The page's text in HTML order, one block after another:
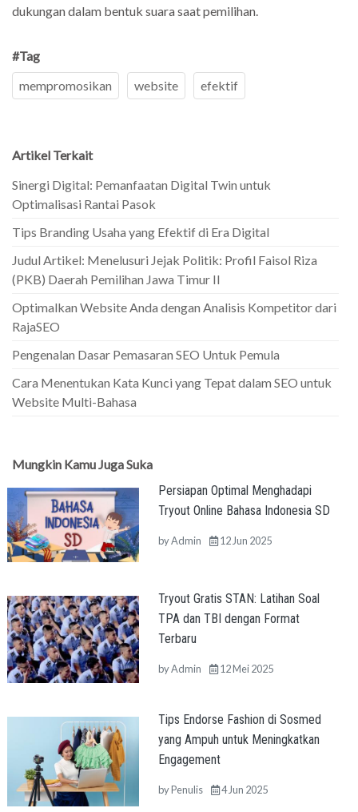
dukungan dalam bentuk suara saat pemilihan.
#Tag
mempromosikan
website efektif
Artikel Terkait
Sinergi Digital: Pemanfaatan Digital Twin untuk
Optimalisasi Rantai Pasok
Tips Branding Usaha yang Efektif di Era Digital
Judul Artikel: Menelusuri Jejak Politik: Profil Faisol Riza
(PKB) Daerah Pemilihan Jawa Timur II
Optimalkan Website Anda dengan Analisis Kompetitor dari
RajaSEO
Pengenalan Dasar Pemasaran SEO Untuk Pemula
Cara Menentukan Kata Kunci yang Tepat dalam SEO untuk
Website Multi-Bahasa
Mungkin Kamu Juga Suka
Persiapan Optimal Menghadapi
Tryout Online Bahasa Indonesia SD
byAdmin 12 Jun 2025
Tryout Gratis STAN: Latihan Soal
TPA dan TBI dengan Format
Terbaru
byAdmin 12 Mei 2025
Tips Endorse Fashion di Sosmed
yang Ampuh untuk Meningkatkan
Engagement
byPenulis 4 Jun 2025